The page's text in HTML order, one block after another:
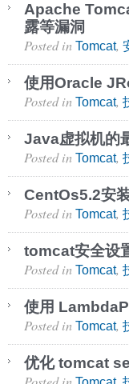
Apache
露等漏洞
Posted in Tomcat,
使用Oracle
Posted in Tomcat,
Java虚拟机的
Posted in Tomcat,
CentOs5.2安
Posted in Tomcat,
tomcat安全设
Posted in Tomcat,
使用
Posted in Tomcat,
优化 tomcat